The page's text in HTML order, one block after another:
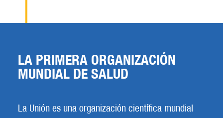
LA PRIMERA ORGANIZACIÓN
MUNDIAL DE SALUD
La Unión es una organización científica mundial